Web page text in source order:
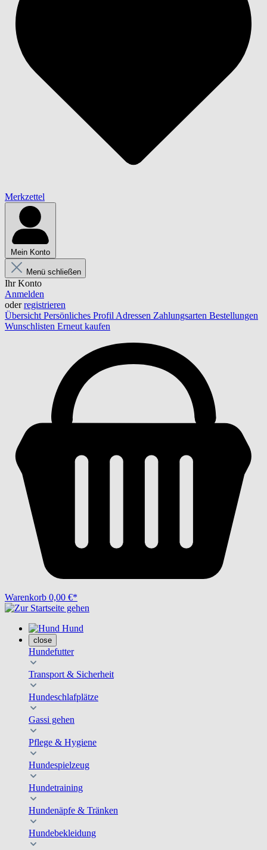
Merkzettel
Mein Konto
Menü schließen
Ihr Konto
Anmelden
oderregistrieren
Übersicht Persönliches Profil Adressen Zahlungsarten Bestellungen
Wunschlisten Erneut kaufen
Warenkorb 0,00 €*
Hund
close
Hundefutter
Transport & Sicherheit
Hundeschlafplätze
Gassi gehen
Pflege & Hygiene
Hundespielzeug
Hundetraining
Hundenäpfe & Tränken
Hundebekleidung